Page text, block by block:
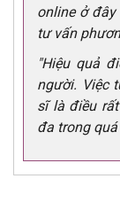
online ở
tư vấn
"Hiệu quả
người. Việc
sĩ là điều
đa trong